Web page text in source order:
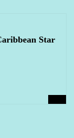
Star